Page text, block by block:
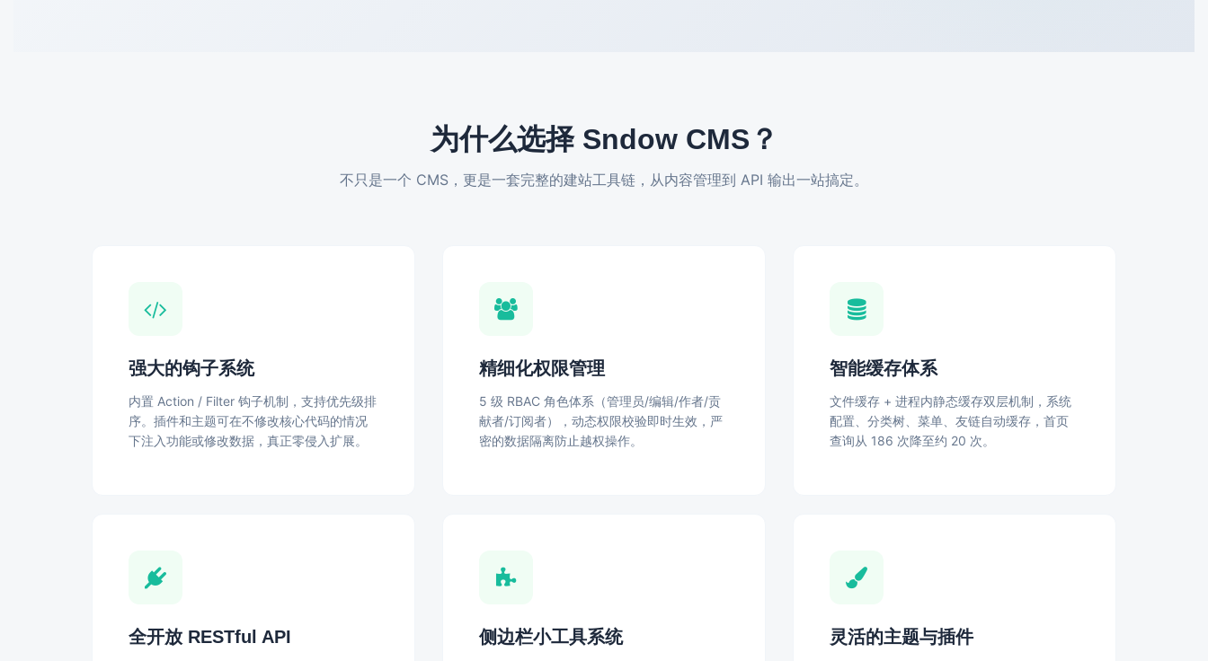
为什么选择 Sndow CMS？
不只是一个 CMS，更是一套完整的建站工具链，从内容管理到 API 输出一站搞定。
强大的钩子系统
内置 Action / Filter 钩子机制，支持优先级排
序。插件和主题可在不修改核心代码的情况
下注入功能或修改数据，真正零侵入扩展。
精细化权限管理
5 级 RBAC 角色体系（管理员/编辑/作者/贡
献者/订阅者），动态权限校验即时生效，严
密的数据隔离防止越权操作。
智能缓存体系
文件缓存 + 进程内静态缓存双层机制，系统
配置、分类树、菜单、友链自动缓存，首页
查询从 186 次降至约 20 次。
全开放 RESTful API 侧边栏小工具系统 灵活的主题与插件